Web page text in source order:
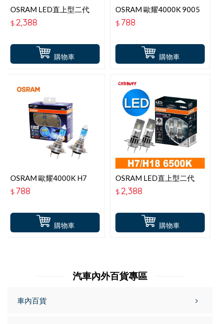
購物車
OSRAM LED直上型二代
6500K H4-H19 2入
$ 2,388
購物車
OSRAM 歐耀4000K 9005
9005XWB
$ 788
購物車
OSRAM 歐耀4000K H7
62210XWB
$ 788
購物車
OSRAM LED直上型二代
6500K H7-H18 2入
$ 2,388
汽車內外百貨專區
車內百貨